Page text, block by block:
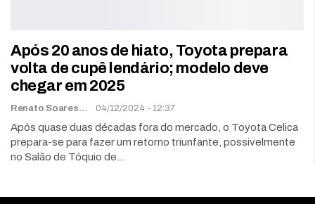
Após 20 anos de hiato, Toyota prepara
volta de cupê lendário; modelo deve
chegar em 2025
Renato Soares 04/12/2024 - 12:37
Após quase duas décadas fora do mercado, o Toyota Celica
prepara-se para fazer um retorno triunfante, possivelmente
no Salão de Tóquio de…